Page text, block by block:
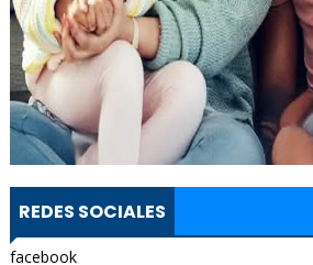
REDES SOCIALES
facebook